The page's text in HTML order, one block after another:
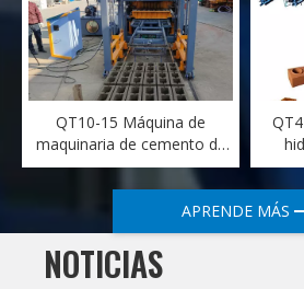
QT10-15 Máquina de
maquinaria de cemento de
bloques de hormigón
totalmente automático
de
APRENDE MÁS
NOTICIAS